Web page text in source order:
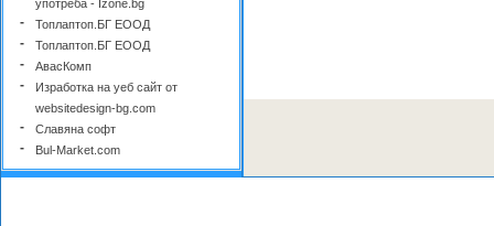
употреба - Izone.bg
- Топлаптоп.БГ ЕООД
- Топлаптоп.БГ ЕООД
- АвасКомп
-
Изработка на уеб сайт от
websitedesign-bg.com
- Славяна софт
- Bul-Market.com
- Уебмастър БГ